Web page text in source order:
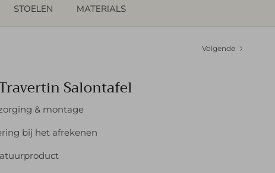
STOELEN MATERIALS
Volgende
Salontafel
& montage
bij het afrekenen